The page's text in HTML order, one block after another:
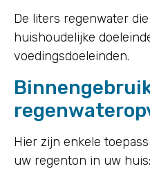
De liters regenwater
huishoudelijke
voedingsdoeleinden.
Hier zijn enkele
uw regenton in uw huis: